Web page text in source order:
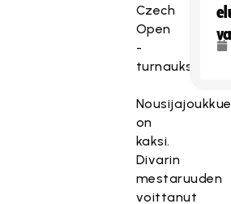
Czech
Open
-
turnauksen.
on
kaksi.
Divarin
mestaruuden
voittanut